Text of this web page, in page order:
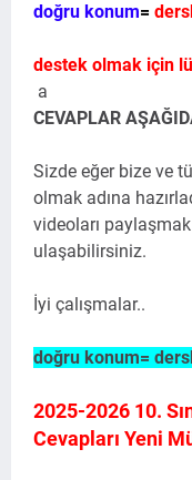
doğru konum=
destek olmak için
a
CEVAPLAR
Sizde eğer bize ve
olmak adına
videoları
ulaşabilirsiniz.
İyi çalışmalar..
doğru konum=
2025-2026 10.
Cevapları Yeni